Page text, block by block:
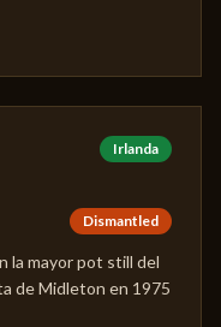
Irlanda
Dismantled
la mayor pot still del
de Midleton en 1975